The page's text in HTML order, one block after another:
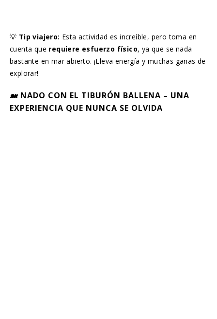
💡 Tip viajero: Esta actividad es increíble, pero toma en
cuenta que requiere esfuerzo físico, ya que se nada
bastante en mar abierto. ¡Lleva energía y muchas ganas de
explorar!
🐋 NADO CON EL TIBURÓN BALLENA – UNA
EXPERIENCIA QUE NUNCA SE OLVIDA